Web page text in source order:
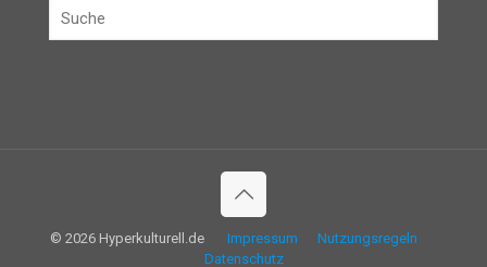
© 2026 Hyperkulturell.de Impressum
Nutzungsregeln
Datenschutz